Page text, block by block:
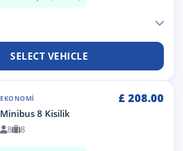
SELECT VEHICLE
EKONOMI £ 208.00
Minibus 8 Kisilik
8 8